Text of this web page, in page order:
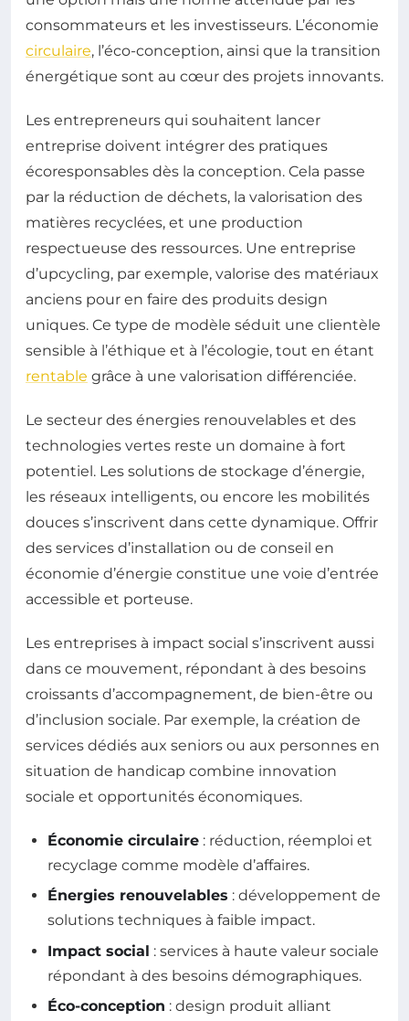
consommateurs et les investisseurs. L’économie
circulaire, l’éco-conception, ainsi que la transition
énergétique sont au cœur des projets innovants.
Les entrepreneurs qui souhaitent lancer
entreprise doivent intégrer des pratiques
écoresponsables dès la conception. Cela passe
par la réduction de déchets, la valorisation des
matières recyclées, et une production
respectueuse des ressources. Une entreprise
d’upcycling, par exemple, valorise des matériaux
anciens pour en faire des produits design
uniques. Ce type de modèle séduit une clientèle
sensible à l’éthique et à l’écologie, tout en étant
rentable grâce à une valorisation différenciée.
Le secteur des énergies renouvelables et des
technologies vertes reste un domaine à fort
potentiel. Les solutions de stockage d’énergie,
les réseaux intelligents, ou encore les mobilités
douces s’inscrivent dans cette dynamique. Offrir
des services d’installation ou de conseil en
économie d’énergie constitue une voie d’entrée
accessible et porteuse.
Les entreprises à impact social s’inscrivent aussi
dans ce mouvement, répondant à des besoins
croissants d’accompagnement, de bien-être ou
d’inclusion sociale. Par exemple, la création de
services dédiés aux seniors ou aux personnes en
situation de handicap combine innovation
sociale et opportunités économiques.
Économie circulaire : réduction, réemploi et
recyclage comme modèle d’affaires.
Énergies renouvelables : développement de
solutions techniques à faible impact.
Impact social : services à haute valeur sociale
répondant à des besoins démographiques.
Éco-conception : design produit alliant